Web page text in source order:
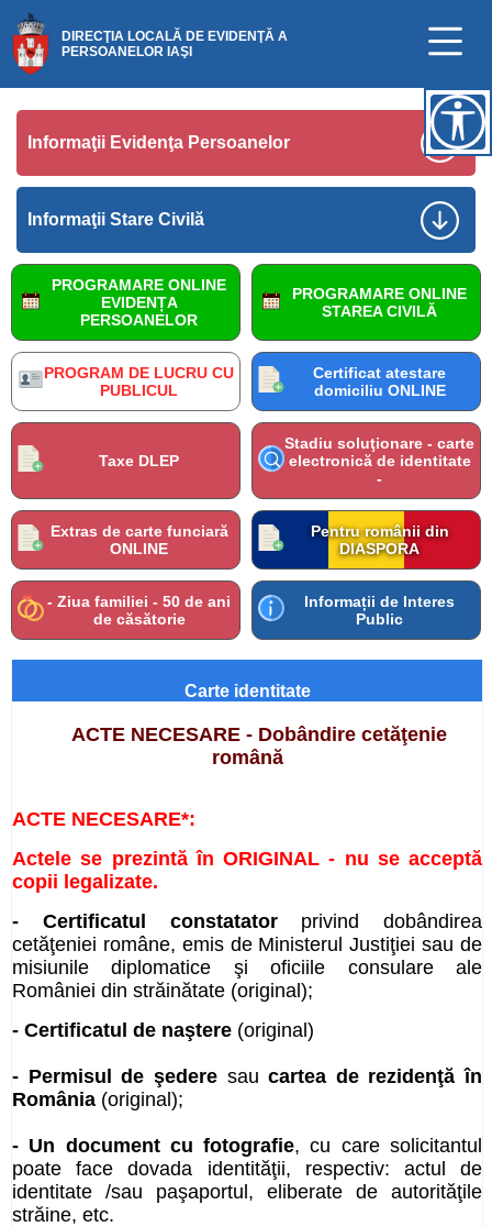
DIRECŢIA LOCALĂ DE EVIDENŢĂ A
PERSOANELOR IAŞI
Informaţii Evidenţa Persoanelor
Informaţii Stare Civilă
PROGRAM DE LUCRU CU
PUBLICUL
PROGRAMARE ONLINE
EVIDENȚA
PERSOANELOR
PROGRAMARE ONLINE
STAREA CIVILĂ
Certificat atestare
domiciliu ONLINE
Taxe DLEP
Stadiu soluţionare - carte
electronică de identitate
-
Extras de carte funciară
ONLINE
Pentru românii din
DIASPORA
- Ziua familiei - 50 de ani
de căsătorie
Informații de Interes
Public
Carte identitate
ACTE NECESARE - Dobândire cetăţenie
română
ACTE NECESARE*:
Actele se prezintă în ORIGINAL - nu se acceptă
copii legalizate.
- Certificatul constatator privind dobândirea
cetăţeniei române, emis de Ministerul Justiţiei sau de
misiunile diplomatice şi oficiile consulare ale
României din străinătate (original );
- Certificatul de naştere (original )
- Permisul de şedere saucartea de rezidenţă în
România (original );
- Un document cu fotografie, cu care solicitantul
poate face dovada identităţii, respectiv: actul de
identitate /sau paşaportul, eliberate de autorităţile
străine, etc.